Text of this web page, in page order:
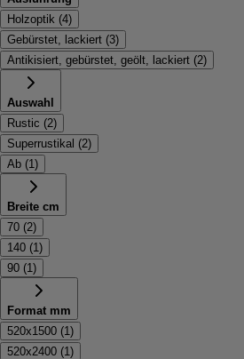
Holzoptik (4)
Gebürstet, lackiert (3)
Antikisiert, gebürstet, geölt, lackiert (2)
Auswahl
Rustic (2)
Superrustikal (2)
Ab (1 )
Breite cm
70 (2)
140 (1 )
90 (1 )
Format mm
520x1500 (1 )
520x2400 (1 )